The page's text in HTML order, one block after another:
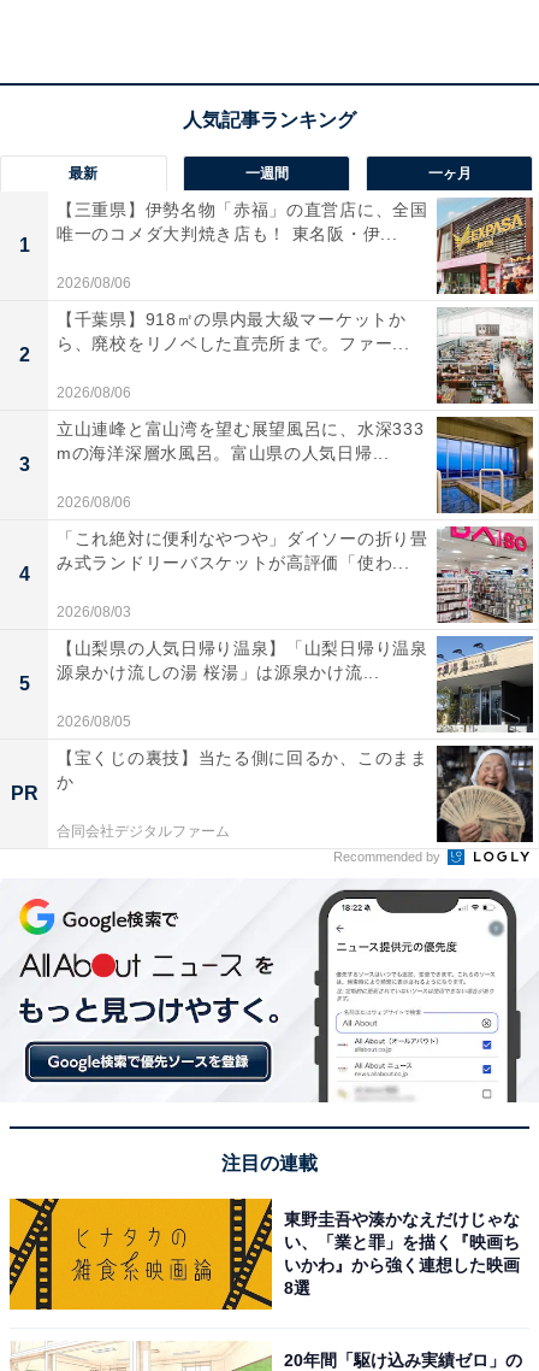
所在地：兵庫県神戸市北区有馬町1304-1
交通手段：神戸電鉄 有馬温泉駅から徒歩10分（シャトル
バスあり）
※料金は公式Webサイト参考価格
※プラン・部屋により価格は変動します
チェックイン・チェックアウト
チェックイン：14:30
チェックアウト：11:00
※プランにより時間が異なる可能性があります
あわせて読みたい
【兵庫県の人気ホテル】「有馬温泉 有馬グラ
ンドホテル」は絶景の展望大浴苑と上質な癒
やしが魅力
「湯村温泉 佳泉郷 井づつや」は現代の名工が手掛
最新 一週間 一ヶ月
1
【三重県】伊勢名物「赤福」の直営店に、全国
唯一のコメダ大判焼き店も！ 東名阪・伊...
2026/08/06
2
【千葉県】918㎡の県内最大級マーケットか
ら、廃校をリノベした直売所まで。ファー...
2026/08/06
3
立山連峰と富山湾を望む展望風呂に、水深333
mの海洋深層水風呂。富山県の人気日帰...
2026/08/06
4
「これ絶対に便利なやつや」ダイソーの折り畳
み式ランドリーバスケットが高評価「使わ...
2026/08/03
5
【山梨県の人気日帰り温泉】「山梨日帰り温泉
源泉かけ流しの湯 桜湯」は源泉かけ流...
2026/08/05
PR
【宝くじの裏技】当たる側に回るか、このまま
か
合同会社デジタルファーム
Recommended by
注目の連載
東野圭吾や湊かなえだけじゃな
い、「業と罪」を描く『映画ち
いかわ』から強く連想した映画
8選
20年間「駆け込み実績ゼロ」の